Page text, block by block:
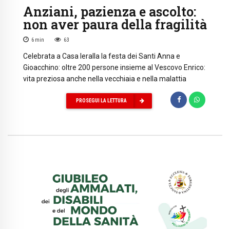
Anziani, pazienza e ascolto:
non aver paura della fragilità
6 min 63
Celebrata a Casa Ieralla la festa dei Santi Anna e
Gioacchino: oltre 200 persone insieme al Vescovo Enrico:
vita preziosa anche nella vecchiaia e nella malattia
PROSEGUI LA LETTURA